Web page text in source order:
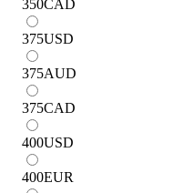
350CAD
375USD
375AUD
375CAD
400USD
400EUR